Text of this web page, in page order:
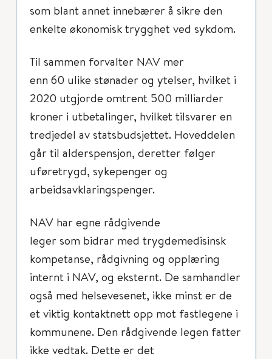
som blant annet innebærer å sikre den
enkelte økonomisk trygghet ved sykdom.
Til sammen forvalter NAV mer
enn 60 ulike stønader og ytelser, hvilket i
2020 utgjorde omtrent 500 milliarder
kroner i utbetalinger, hvilket tilsvarer en
tredjedel av statsbudsjettet. Hoveddelen
går til alderspensjon, deretter følger
uføretrygd, sykepenger og
arbeidsavklaringspenger.
NAV har egne rådgivende
leger som bidrar med trygdemedisinsk
kompetanse, rådgivning og opplæring
internt i NAV, og eksternt. De samhandler
også med helsevesenet, ikke minst er de
et viktig kontaktnett opp mot fastlegene i
kommunene. Den rådgivende legen fatter
ikke vedtak. Dette er det